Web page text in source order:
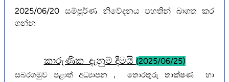
2025/06/20 සම්පූර්ණ නිවේදනය පහතින් බාගත කර
ගන්න
කාරුණික දැනුම් දීමයි (2025/06/25)
සබරගමුව පළාත් අධ්‍යාපන , තොරතුරු තාක්ෂණ හා